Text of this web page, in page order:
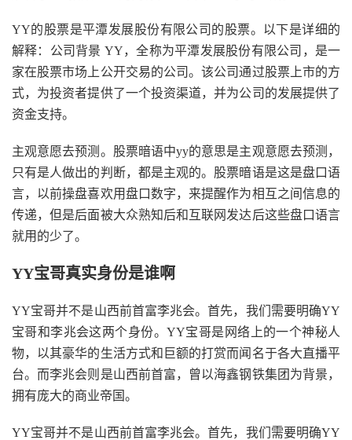
YY的股票是平潭发展股份有限公司的股票。以下是详细的
解释：公司背景 YY，全称为平潭发展股份有限公司，是一
家在股票市场上公开交易的公司。该公司通过股票上市的方
式，为投资者提供了一个投资渠道，并为公司的发展提供了
资金支持。
主观意愿去预测。股票暗语中yy的意思是主观意愿去预测，
只有是人做出的判断，都是主观的。股票暗语是这是盘口语
言，以前操盘喜欢用盘口数字，来提醒作为相互之间信息的
传递，但是后面被大众熟知后和互联网发达后这些盘口语言
就用的少了。
YY宝哥真实身份是谁啊
YY宝哥并不是山西前首富李兆会。首先，我们需要明确YY
宝哥和李兆会这两个身份。YY宝哥是网络上的一个神秘人
物，以其豪华的生活方式和巨额的打赏而闻名于各大直播平
台。而李兆会则是山西前首富，曾以海鑫钢铁集团为背景，
拥有庞大的商业帝国。
YY宝哥并不是山西前首富李兆会。首先，我们需要明确YY